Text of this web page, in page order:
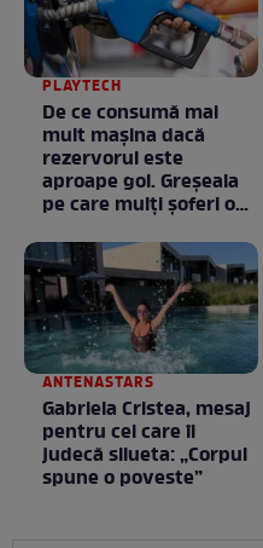
PLAYTECH
De ce consumă mai
mult mașina dacă
rezervorul este
aproape gol. Greșeala
pe care mulți șoferi o
ANTENASTARS
Gabriela Cristea, mesaj
pentru cei care îi
judecă silueta: „Corpul
spune o poveste”